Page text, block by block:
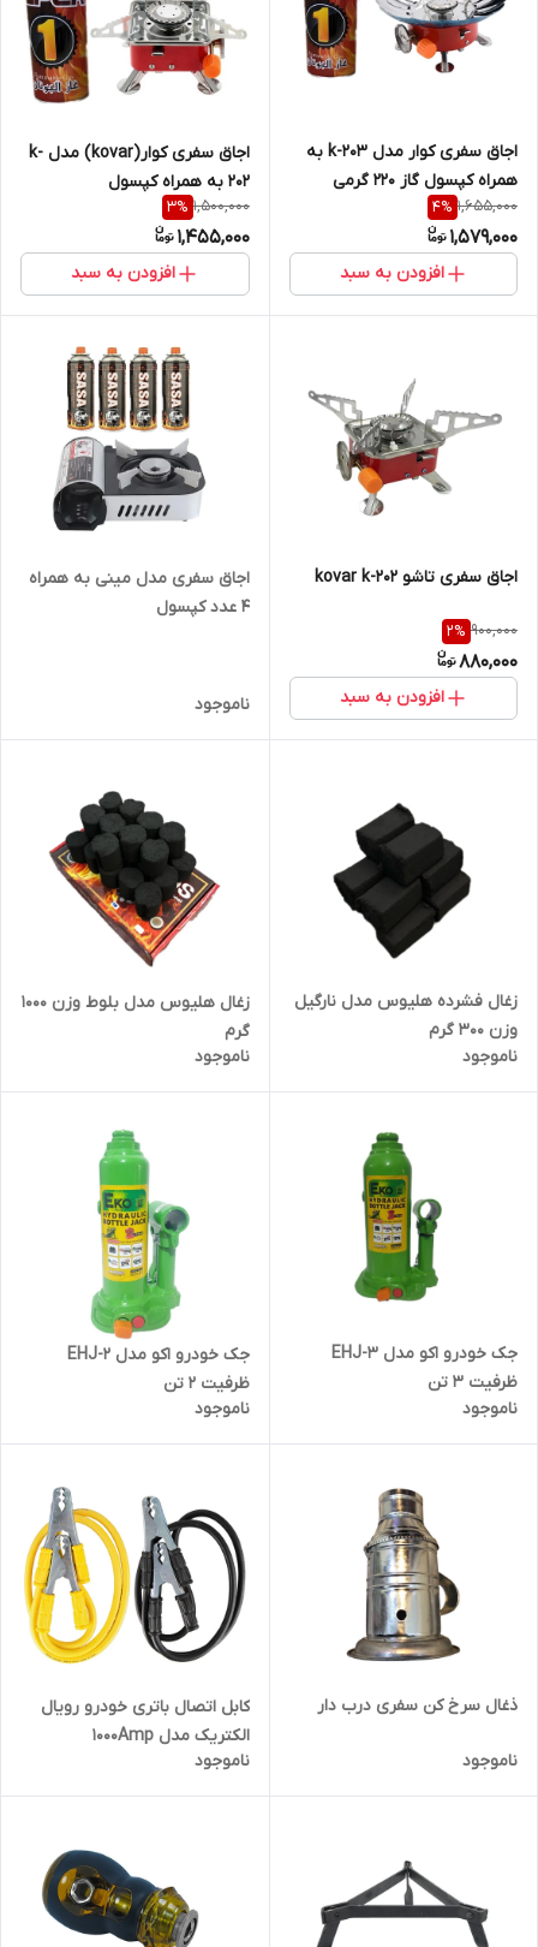
اجاق سفری کوار مدل k-203 به
همراه کپسول گاز 220 گرمی
1,655,000
4%
1,579,000
افزودن به سبد
اجاق سفری کوار(kovar) مدل k-
202 به همراه کپسول
1,500,000
3%
1,455,000
افزودن به سبد
اجاق سفری تاشو kovar k-202
900,000
2%
880,000
افزودن به سبد
اجاق سفری مدل مینی به همراه
4 عدد کپسول
ناموجود
زغال فشرده هلیوس مدل نارگیل
وزن 300 گرم
ناموجود
زغال هلیوس مدل بلوط وزن 1000
گرم
ناموجود
جک خودرو اکو مدل EHJ-3
ظرفیت 3 تن
ناموجود
جک خودرو اکو مدل EHJ-2
ظرفیت 2 تن
ناموجود
ذغال سرخ کن سفری درب دار
ناموجود
کابل اتصال باتری خودرو رویال
الکتریک مدل 1000Amp
ناموجود